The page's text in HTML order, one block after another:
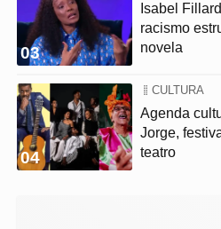
03
Isabel
racismo
novela
04
CULTURA
Agenda
Jorge,
teatro